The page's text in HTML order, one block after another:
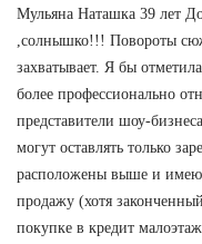
Мульяна Наташка 39 лет
,солнышко!!! Повороты
захватывает. Я бы
более профессионально
представители шоу-
могут оставлять только
расположены выше и
продажу (хотя
покупке в кредит